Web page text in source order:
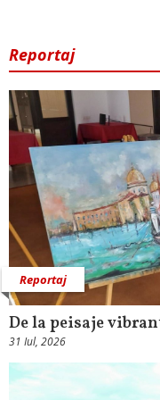
Reportaj
Reportaj
De la peisaje
31 Iul, 2026